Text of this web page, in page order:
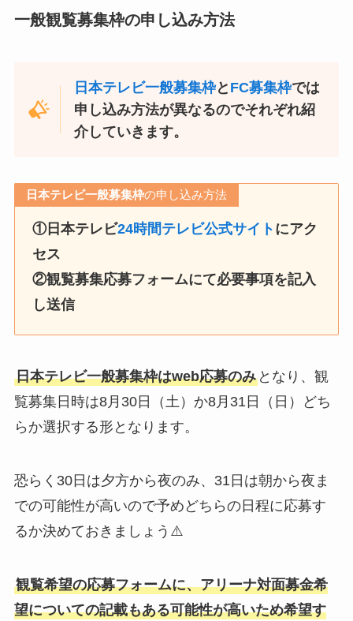
一般観覧募集枠の申し込み方法
日本テレビ一般募集枠と FC募集枠では
申し込み方法が異なるのでそれぞれ紹
介していきます。
日本テレビ一般募集枠の申し込み方法
①日本テレビ24時間テレビ公式サイト にアク
セス
②観覧募集応募フォームにて必要事項を記入
し送信
日本テレビ一般募集枠はweb応募のみとなり、観
覧募集日時は8月30日（土）か8月31日（日）どち
らか選択する形となります。
恐らく30日は夕方から夜のみ、31日は朝から夜ま
での可能性が高いので予めどちらの日程に応募す
るか決めておきましょう⚠️
観覧希望の応募フォームに、アリーナ対面募金希
望についての記載もある可能性が高いため希望す